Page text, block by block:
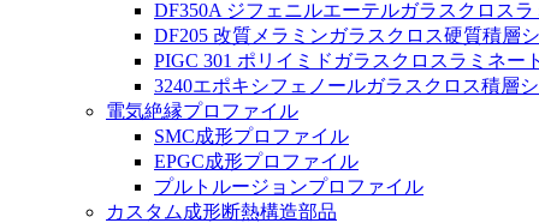
DF350A ジフェニルエーテルガラスクロスラ
DF205 改質メラミンガラスクロス硬質積層
PIGC 301 ポリイミドガラスクロスラミネー
3240エポキシフェノールガラスクロス積層シ
電気絶縁プロファイル
SMC成形プロファイル
EPGC成形プロファイル
プルトルージョンプロファイル
カスタム成形断熱構造部品